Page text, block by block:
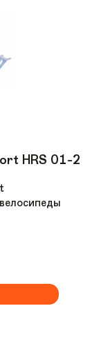
HRS 01-2